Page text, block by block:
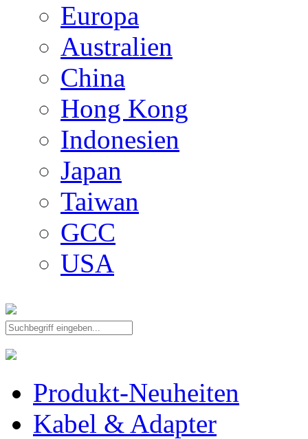
Europa
Australien
China
Hong Kong
Indonesien
Japan
Taiwan
GCC
USA
Produkt-Neuheiten
Kabel & Adapter